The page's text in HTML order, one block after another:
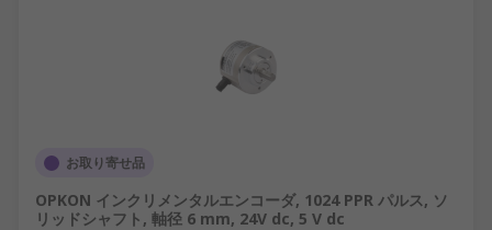
お取り寄せ品
OPKON インクリメンタルエンコーダ, 1024 PPR パルス, ソ
リッドシャフト, 軸径 6 mm, 24V dc, 5 V dc